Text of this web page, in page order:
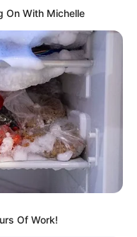
On With Michelle
Of Work!